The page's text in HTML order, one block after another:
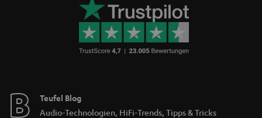
Teufel Blog
Audio-Technologien, HiFi-Trends, Tipps & Tricks